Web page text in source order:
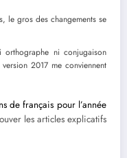
le gros des changements se
ni conjugaison
2017 me conviennent
de français pour l’année
les articles explicatifs